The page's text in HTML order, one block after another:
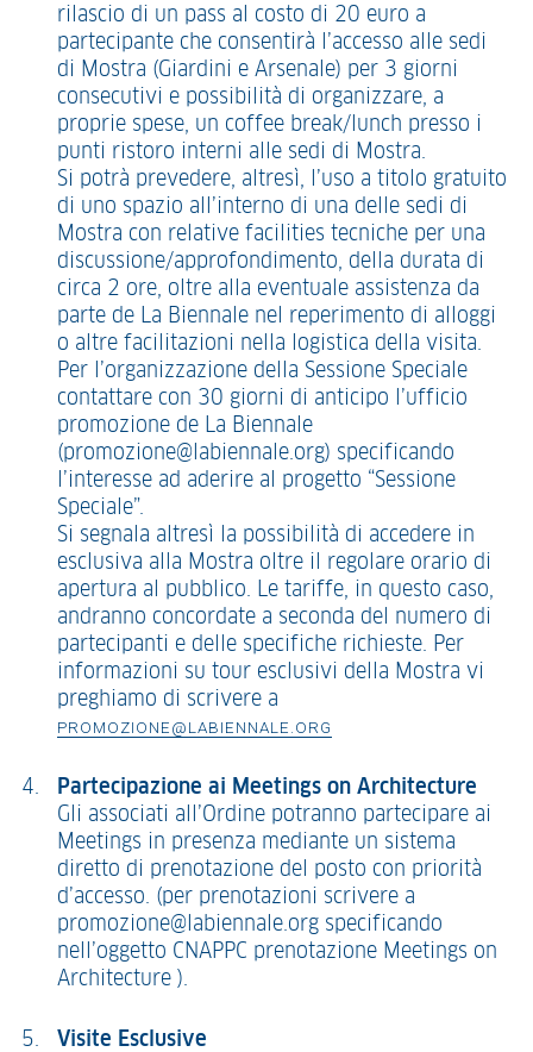
rilascio di un pass al costo di 20 euro a
partecipante che consentirà l’accesso alle sedi
di Mostra (Giardini e Arsenale) per 3 giorni
consecutivi e possibilità di organizzare, a
proprie spese, un coffee break/lunch presso i
punti ristoro interni alle sedi di Mostra.
Si potrà prevedere, altresì, l’uso a titolo gratuito
di uno spazio all’interno di una delle sedi di
Mostra con relative facilities tecniche per una
discussione/approfondimento, della durata di
circa 2 ore, oltre alla eventuale assistenza da
parte de La Biennale nel reperimento di alloggi
o altre facilitazioni nella logistica della visita.
Per l’organizzazione della Sessione Speciale
contattare con 30 giorni di anticipo l’ufficio
promozione de La Biennale
(promozione@labiennale.org) specificando
l’interesse ad aderire al progetto “Sessione
Speciale”.
Si segnala altresì la possibilità di accedere in
esclusiva alla Mostra oltre il regolare orario di
apertura al pubblico. Le tariffe, in questo caso,
andranno concordate a seconda del numero di
partecipanti e delle specifiche richieste. Per
informazioni su tour esclusivi della Mostra vi
preghiamo di scrivere a
PROMOZIONE@LABIENNALE.ORG
Partecipazione ai Meetings on Architecture
Gli associati all’Ordine potranno partecipare ai
Meetings in presenza mediante un sistema
diretto di prenotazione del posto con priorità
d’accesso. (per prenotazioni scrivere a
promozione@labiennale.org specificando
nell’oggetto CNAPPC prenotazione Meetings on
Architecture ).
Visite Esclusive